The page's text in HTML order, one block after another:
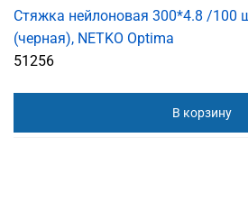
Стяжка нейлоновая 300*4.8 /100
(черная), NETKO Optima
51256
В корзину